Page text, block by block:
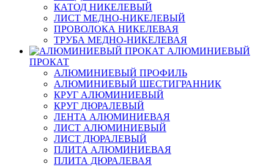
КАТОД НИКЕЛЕВЫЙ
ЛИСТ МЕДНО-НИКЕЛЕВЫЙ
ПРОВОЛОКА НИКЕЛЕВАЯ
ТРУБА МЕДНО-НИКЕЛЕВАЯ
АЛЮМИНИЕВЫЙ
ПРОКАТ
АЛЮМИНИЕВЫЙ ПРОФИЛЬ
АЛЮМИНИЕВЫЙ ШЕСТИГРАННИК
КРУГ АЛЮМИНИЕВЫЙ
КРУГ ДЮРАЛЕВЫЙ
ЛЕНТА АЛЮМИНИЕВАЯ
ЛИСТ АЛЮМИНИЕВЫЙ
ЛИСТ ДЮРАЛЕВЫЙ
ПЛИТА АЛЮМИНИЕВАЯ
ПЛИТА ДЮРАЛЕВАЯ